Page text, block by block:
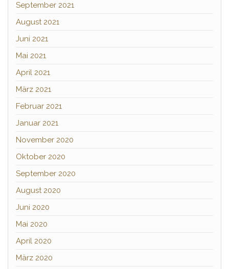
September 2021
August 2021
Juni 2021
Mai 2021
April 2021
März 2021
Februar 2021
Januar 2021
November 2020
Oktober 2020
September 2020
August 2020
Juni 2020
Mai 2020
April 2020
März 2020